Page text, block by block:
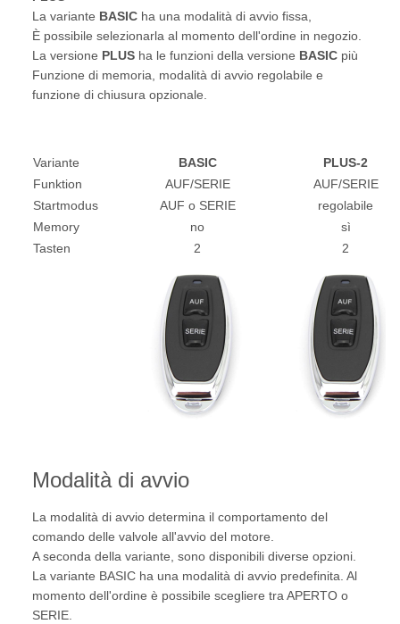
La variante BASIC ha una modalità di avvio fissa,
È possibile selezionarla al momento dell'ordine in negozio.
La versione PLUS ha le funzioni della versione BASIC più
Funzione di memoria, modalità di avvio regolabile e
funzione di chiusura opzionale.
Variante BASIC
PLUS-2
Funktion
AUF/SERIE
AUF/SERIE
Startmodus
AUF o SERIE
regolabile
Memory
no
sì
Tasten
2 2
Modalità di avvio
La modalità di avvio determina il comportamento del
comando delle valvole all'avvio del motore.
A seconda della variante, sono disponibili diverse opzioni.
La variante BASIC ha una modalità di avvio predefinita. Al
momento dell'ordine è possibile scegliere tra APERTO o
SERIE.